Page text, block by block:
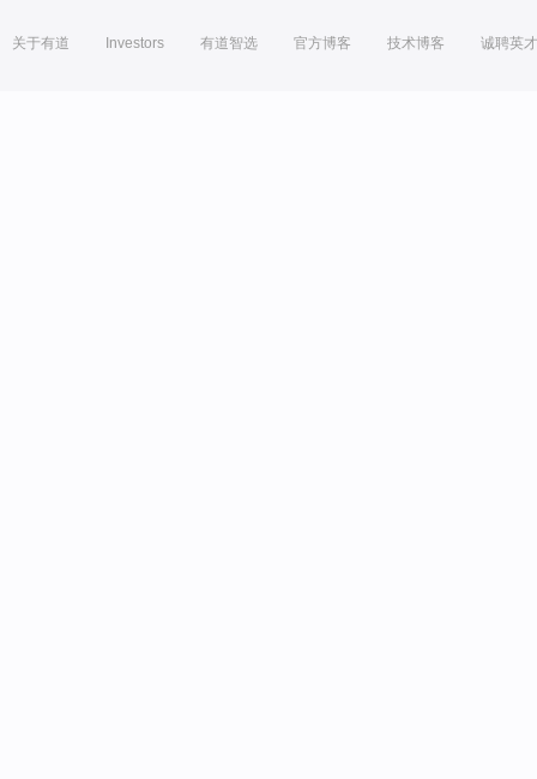
关于有道 Investors 有道智选 官方博客 技术博客 诚聘英才